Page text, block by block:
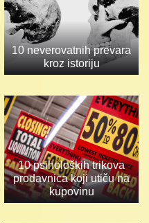
10 neverovatnih prevara
kroz istoriju
10 psiholoških trikova
prodavnica koji utiču na
kupovinu